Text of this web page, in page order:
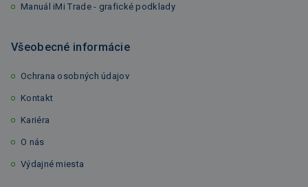
Manuál iMi Trade - grafické podklady
Všeobecné informácie
Ochrana osobných údajov
Kontakt
Kariéra
O nás
Výdajné miesta